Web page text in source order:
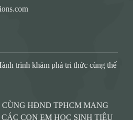
trình khám phá tri thức cùng thế
HĐND TPHCM MANG
CON EM HỌC SINH TIÊU